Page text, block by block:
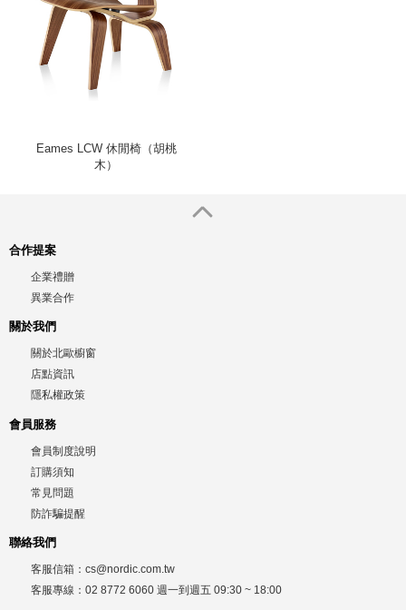
Eames LCW 休閒椅（胡桃
木）
合作提案
企業禮贈
異業合作
關於我們
關於北歐櫥窗
店點資訊
隱私權政策
會員服務
會員制度說明
訂購須知
常見問題
防詐騙提醒
聯絡我們
客服信箱： cs@nordic.com.tw
客服專線： 02 8772 6060 週一到週五 09:30 ~ 18:00